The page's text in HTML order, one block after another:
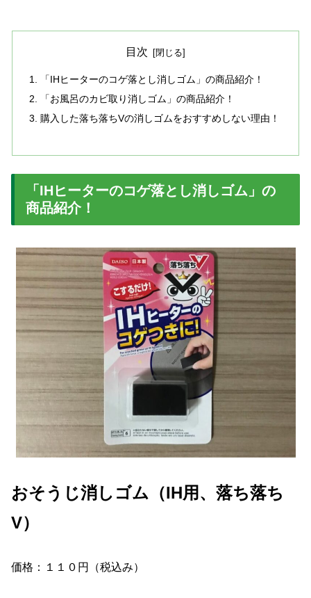
目次
「IHヒーターのコゲ落とし消しゴム」の商品紹介！
「お風呂のカビ取り消しゴム」の商品紹介！
購入した落ち落ちVの消しゴムをおすすめしない理由！
「IHヒーターのコゲ落とし消しゴム」の
商品紹介！
おそうじ消しゴム（IH用、落ち落ち
V）
価格：１１０円（税込み）